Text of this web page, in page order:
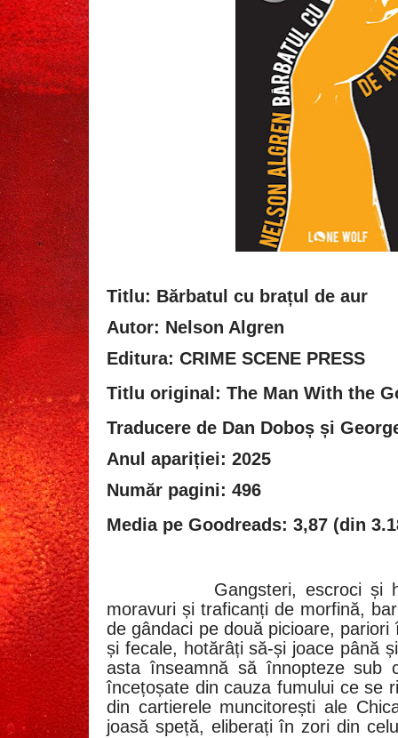
Titlu: Bărbatul cu brațul de aur
Autor: Nelson Algren
Editura: CRIME SCENE PRESS
Titlu original: The Man With the
Traducere de Dan Doboș și
Anul apariției: 2025
Număr pagini: 496
Media pe Goodreads: 3,87 (din
Gangsteri, escroci și
moravuri și traficanți de morfină,
de gândaci pe două picioare,
și fecale, hotărâți să-și joace până
asta înseamnă să înnopteze sub
încețoșate din cauza fumului ce se
din cartierele muncitorești ale
joasă speță, eliberați în zori din